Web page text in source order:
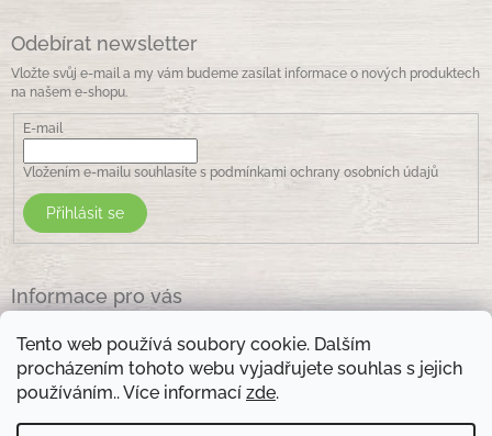
Tento web používá soubory cookie. Dalším
procházením tohoto webu vyjadřujete souhlas s jejich
používáním.. Více informací zde.
Odebírat newsletter
Vložte svůj e-mail a my vám budeme zasílat informace o nových produktech
na našem e-shopu.
E-mail
Vložením e-mailu souhlasíte s podmínkami ochrany osobních údajů
Přihlásit se
Informace pro vás
Obchodní podmínky
Podmínky ochrany osobních údajů
Kontakty